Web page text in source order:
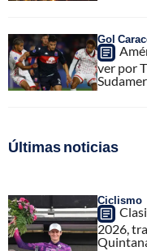
Gol
ver por
Últimas noticias
Ciclismo
2026,